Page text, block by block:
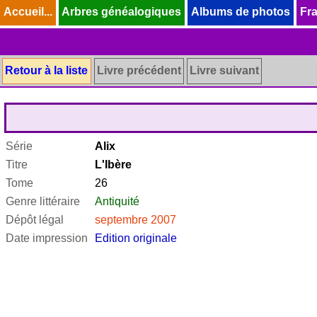
Accueil... Arbres généalogiques Albums de photos
Retour à la liste Livre précédent Livre suivant
Série
Alix
Titre
L'Ibère
Tome
26
Genre littéraire
Antiquité
Dépôt légal
septembre 2007
Date impression
Edition originale
Accueil... Arbres généalogiques Albums de photos